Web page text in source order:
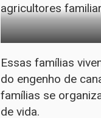
agricultores
Essas famílias
do engenho de
famílias se
de vida.